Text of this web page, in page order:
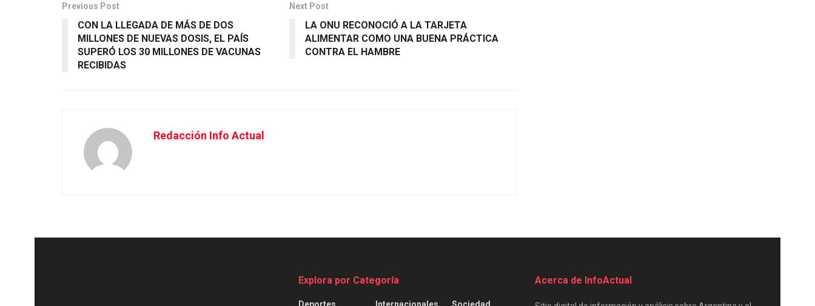
Previous Post
CON LA LLEGADA DE MÁS DE DOS
MILLONES DE NUEVAS DOSIS, EL PAÍS
SUPERÓ LOS 30 MILLONES DE VACUNAS
RECIBIDAS
Next Post
LA ONU RECONOCIÓ A LA TARJETA
ALIMENTAR COMO UNA BUENA PRÁCTICA
CONTRA EL HAMBRE
Redacción Info Actual
Explora por Categoría
Deportes Internacionales Sociedad
Acerca de InfoActual